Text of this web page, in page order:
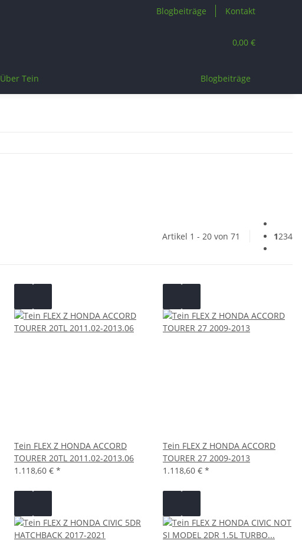
Blogbeiträge Kontakt
0,00 €
Über Tein Blogbeiträge
Artikel 1 - 20 von 71 1234
Tein FLEX Z HONDA ACCORD
TOURER 20TL 2011.02-2013.06
1.118,60 € *
Tein FLEX Z HONDA ACCORD
TOURER 27 2009-2013
1.118,60 € *